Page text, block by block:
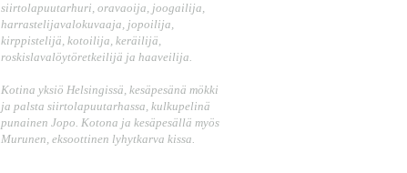
siirtolapuutarhuri, oravaoija, joogailija,
harrastelijavalokuvaaja, jopoilija,
kirppistelijä, kotoilija, keräilijä,
roskislavalöytöretkeilijä ja haaveilija.
Kotina yksiö Helsingissä, kesäpesänä mökki
ja palsta siirtolapuutarhassa, kulkupelinä
punainen Jopo. Kotona ja kesäpesällä myös
Murunen, eksoottinen lyhytkarva kissa.